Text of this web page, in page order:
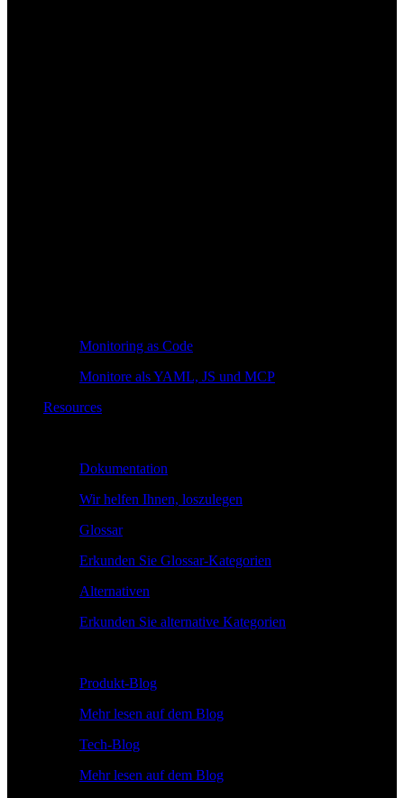
Monitoring as Code
Monitore als YAML, JS und MCP
Resources
Dokumentation
Wir helfen Ihnen, loszulegen
Glossar
Erkunden Sie Glossar-Kategorien
Alternativen
Erkunden Sie alternative Kategorien
Produkt-Blog
Mehr lesen auf dem Blog
Tech-Blog
Mehr lesen auf dem Blog